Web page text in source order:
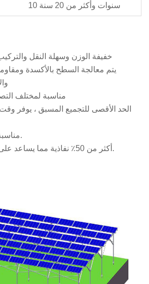
10 سنوات وأكثر من 20 سنة
خفيفة الوزن وسهلة النقل والتركيب
يتم معالجة السطح بالأكسدة ومقاومة
مناسبة لمختلف
الحد الأقصى للتجميع المسبق ، يوفر وقت
مناسبة للتربة الرملية.
أكثر من 50٪ نفاذية مما يساعد على نمو المحاصيل.